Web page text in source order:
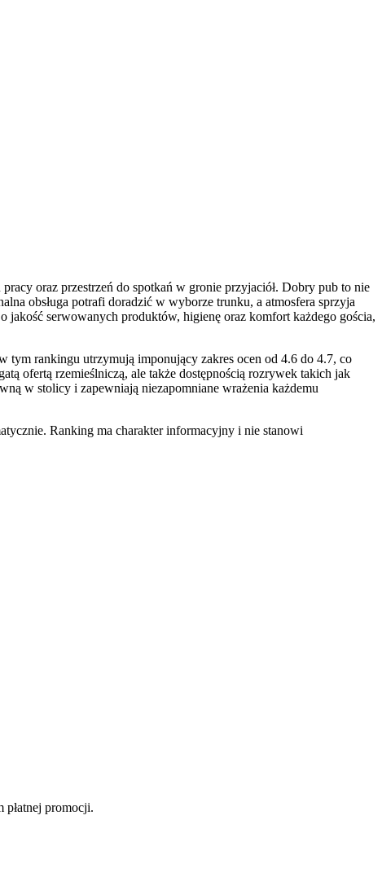
oraz przestrzeń do spotkań w gronie przyjaciół. Dobry pub to nie
obsługa potrafi doradzić w wyborze trunku, a atmosfera sprzyja
serwowanych produktów, higienę oraz komfort każdego gościa,
tym rankingu utrzymują imponujący zakres ocen od 4.6 do 4.7, co
ofertą rzemieślniczą, ale także dostępnością rozrywek takich jak
w stolicy i zapewniają niezapomniane wrażenia każdemu
Ranking ma charakter informacyjny i nie stanowi
promocji.